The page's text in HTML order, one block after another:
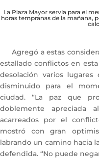
La Plaza Mayor servía para el
horas tempranas de la mañana,
Agregó a estas
estallado conflictos en
desolación varios
disminuido para el
ciudad. “La paz que
doblemente apreciada
acarreados por el
mostró con gran
labrando un camino hacia
defendida. “No puede